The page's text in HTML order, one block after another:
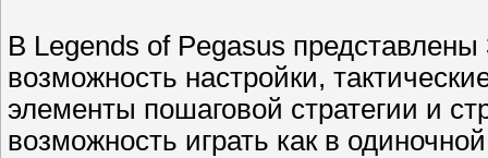
В Legends of Pegasus
возможность настройки,
элементы пошаговой стратегии и
возможность играть как в